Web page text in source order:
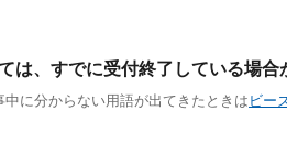
は、すでに受付終了している場
に分からない用語が出てきたときは ビー